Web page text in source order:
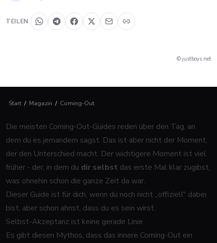
TEILEN
© justboys.net
Start / Magazin / Coming-Out
Die meisten Coming-Out-Guides reden über den Tag, an
dem du es jemandem sagst. Das ist aber nicht der Moment,
der den Unterschied macht. Der wichtigere Moment ist viel
früher - der, in dem du dir selbst das erste Mal klar zugibst,
was ohnehin schon die ganze Zeit da war.
Dieser Guide ist für dich, wenn du noch nicht „offiziell" dabei
bist, aber schon ahnst, dass du es sein wirst.
Selbst-Akzeptanz ist keine gerade Linie
Es gibt diesen Mythos, dass das innere Coming-Out ein